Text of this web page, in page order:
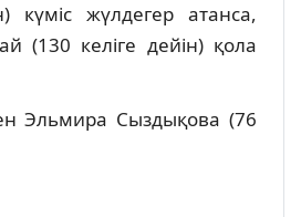
күміс жүлдегер атанса,
(130 келіге дейін) қола
Эльмира Сыздықова (76